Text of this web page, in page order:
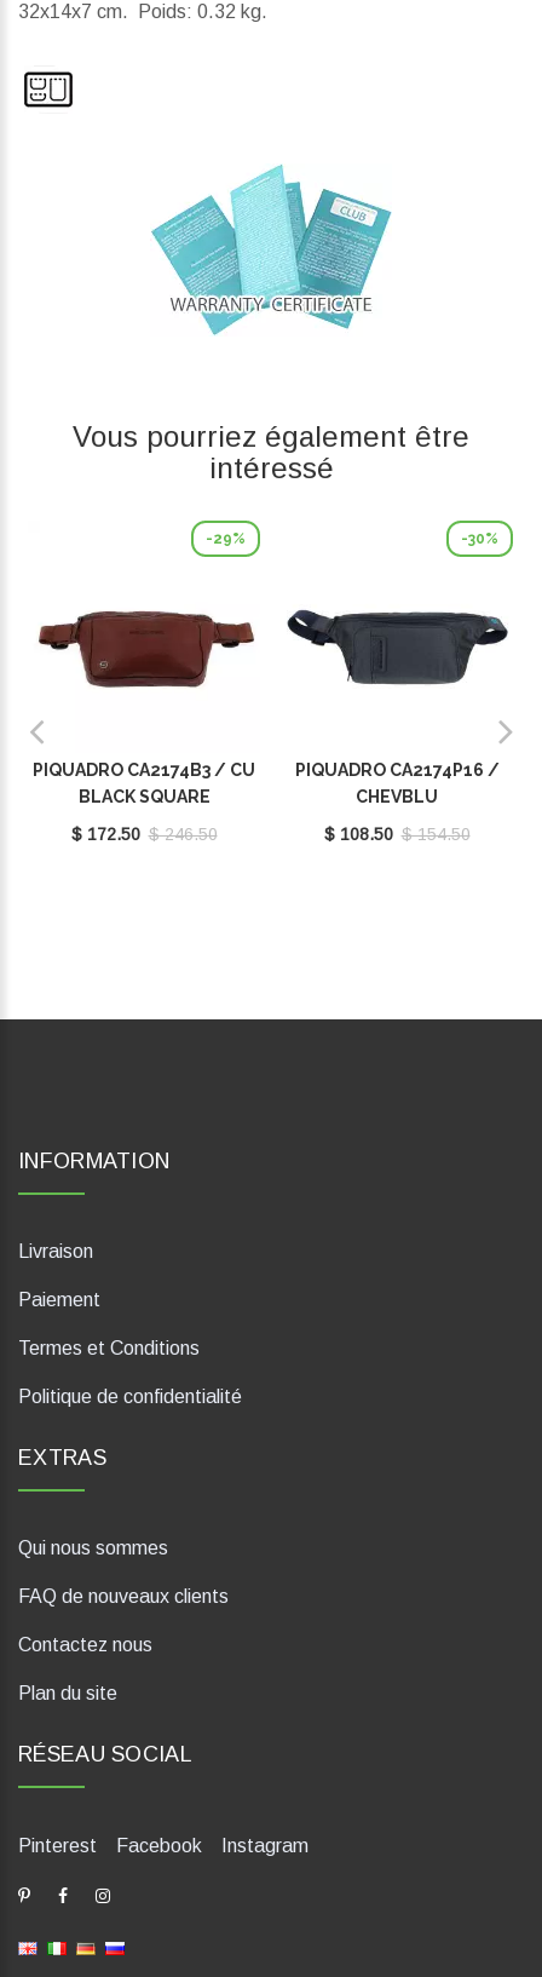
32x14x7 cm.
Poids: 0.32 kg.
Vous pourriez également être
intéressé
-29%
PIQUADRO CA2174B3 / CU
BLACK SQUARE
$ 172.50 $ 246.50
-30%
PIQUADRO CA2174P16 /
CHEVBLU
$ 108.50 $ 154.50
INFORMATION
Livraison
Paiement
Termes et Conditions
Politique de confidentialité
EXTRAS
Qui nous sommes
FAQ de nouveaux clients
Contactez nous
Plan du site
RÉSEAU SOCIAL
Pinterest Facebook Instagram